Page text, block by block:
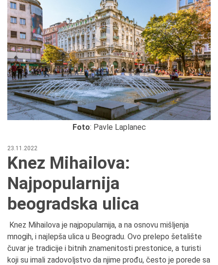
Foto: Pavle Laplanec
23.11.2022
Knez Mihailova:
Najpopularnija
beogradska ulica
Knez Mihailova je najpopularnija, a na osnovu mišljenja
mnogih, i najlepša ulica u Beogradu. Ovo prelepo šetalište
čuvar je tradicije i bitnih znamenitosti prestonice, a turisti
koji su imali zadovoljstvo da njime prođu, često je porede sa